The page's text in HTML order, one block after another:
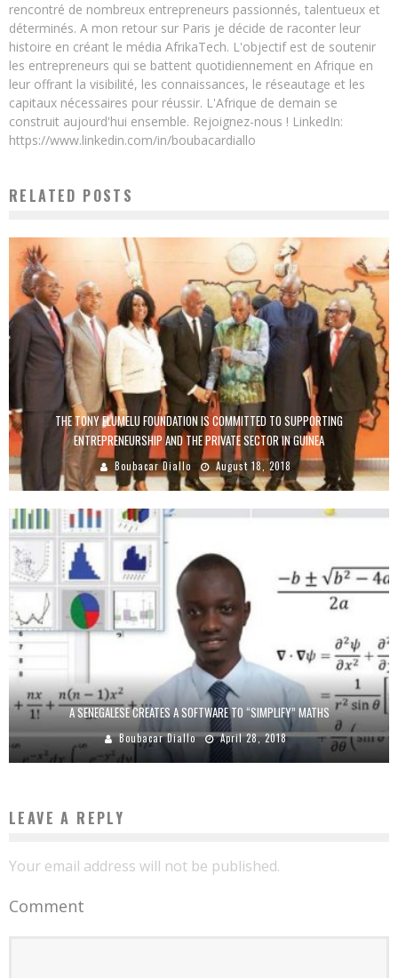
rencontré de nombreux entrepreneurs passionnés, talentueux et
déterminés. A mon retour sur Paris je décide de raconter leur
histoire en créant le média AfrikaTech. L'objectif est de soutenir
les entrepreneurs qui se battent quotidiennement en Afrique en
leur offrant la visibilité, les connaissances, le réseautage et les
capitaux nécessaires pour réussir. L'Afrique de demain se
construit aujourd'hui ensemble. Rejoignez-nous ! LinkedIn:
https://www.linkedin.com/in/boubacardiallo
RELATED POSTS
THE TONY ELUMELU FOUNDATION IS COMMITTED TO SUPPORTING
ENTREPRENEURSHIP AND THE PRIVATE SECTOR IN GUINEA
Boubacar Diallo August 18, 2018
A SENEGALESE CREATES A SOFTWARE TO “SIMPLIFY” MATHS
Boubacar Diallo April 28, 2018
LEAVE A REPLY
Your email address will not be published.
Comment